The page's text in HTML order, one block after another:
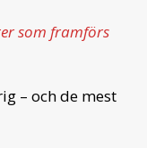
som framförs
– och de mest